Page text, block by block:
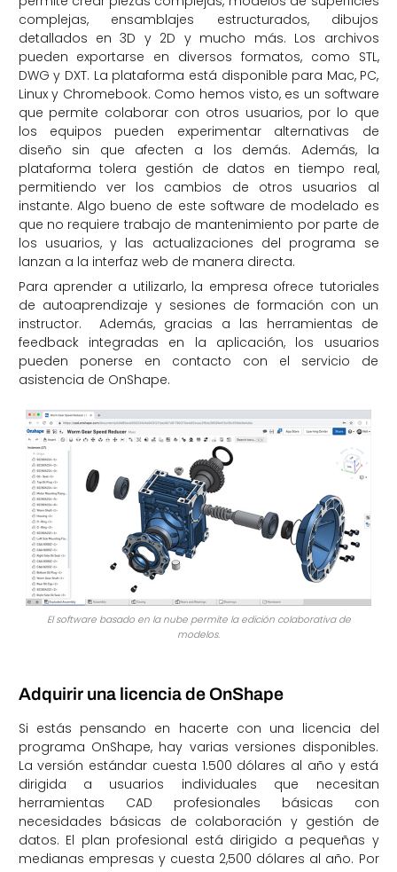
complejas, ensamblajes estructurados, dibujos
detallados en 3D y 2D y mucho más. Los archivos
pueden exportarse en diversos formatos, como STL,
DWG y DXT. La plataforma está disponible para Mac, PC,
Linux y Chromebook. Como hemos visto, es un software
que permite colaborar con otros usuarios, por lo que
los equipos pueden experimentar alternativas de
diseño sin que afecten a los demás. Además, la
plataforma tolera gestión de datos en tiempo real,
permitiendo ver los cambios de otros usuarios al
instante. Algo bueno de este software de modelado es
que no requiere trabajo de mantenimiento por parte de
los usuarios, y las actualizaciones del programa se
lanzan a la interfaz web de manera directa.
Para aprender a utilizarlo, la empresa ofrece tutoriales
de autoaprendizaje y sesiones de formación con un
instructor. Además, gracias a las herramientas de
feedback integradas en la aplicación, los usuarios
pueden ponerse en contacto con el servicio de
asistencia de OnShape.
El software basado en la nube permite la edición colaborativa de
modelos.
Adquirir una licencia de OnShape
Si estás pensando en hacerte con una licencia del
programa OnShape, hay varias versiones disponibles.
La versión estándar cuesta 1.500 dólares al año y está
dirigida a usuarios individuales que necesitan
herramientas CAD profesionales básicas con
necesidades básicas de colaboración y gestión de
datos. El plan profesional está dirigido a pequeñas y
medianas empresas y cuesta 2,500 dólares al año. Por